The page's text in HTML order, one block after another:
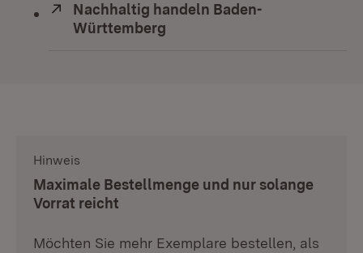
Extern:
Nachhaltig handeln Baden-
Württemberg
Hinweis
Maximale Bestellmenge und nur solange
Vorrat reicht
Möchten Sie mehr Exemplare bestellen, als